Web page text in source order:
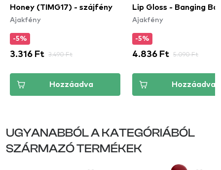
Honey (TIMG17) - szájfény
Ajakfény
-5%
3.316 Ft 3.490 Ft
Hozzáadva
Lip Gloss - Banging
(DPLL02)
Ajakfény
-5%
4.836 Ft 5.090 Ft
Hozzáadva
UGYANABBÓL A KATEGÓRIÁBÓL
SZÁRMAZÓ TERMÉKEK